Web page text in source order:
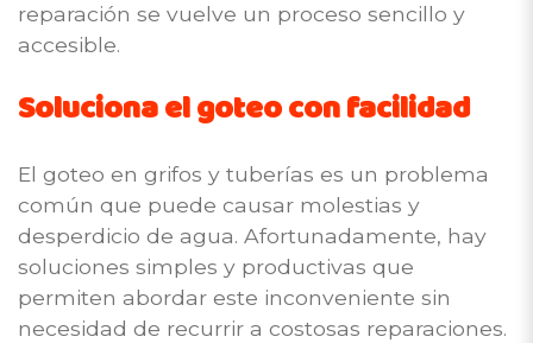
reparación se vuelve un proceso sencillo y
accesible.
Soluciona el goteo con facilidad
El goteo en grifos y tuberías es un problema
común que puede causar molestias y
desperdicio de agua. Afortunadamente, hay
soluciones simples y productivas que
permiten abordar este inconveniente sin
necesidad de recurrir a costosas reparaciones.